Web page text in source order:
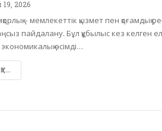
2026
– мемлекеттік қызмет пен қоғамдық
пайдалану. Бұл құбылыс кез келген
экономикалық өсімді…